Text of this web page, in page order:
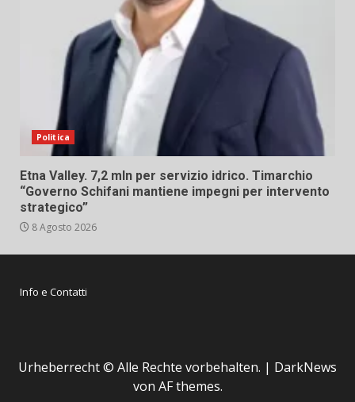
Politica
Etna Valley. 7,2 mln per servizio idrico. Timarchio
“Governo Schifani mantiene impegni per intervento
strategico”
8 Agosto 2026
Info e Contatti
Urheberrecht © Alle Rechte vorbehalten. | DarkNews
von AF themes.